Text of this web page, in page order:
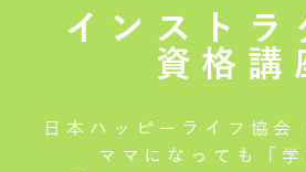
インストラ
資格講
日本ハッピーライフ協会
ママになっても「学